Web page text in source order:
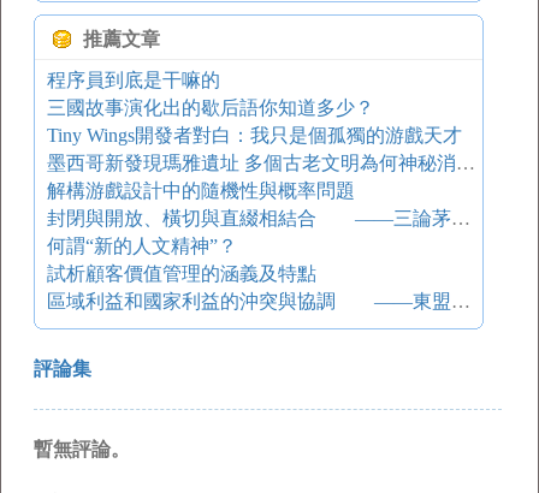
推薦文章
程序員到底是干嘛的
三國故事演化出的歇后語你知道多少？
Tiny Wings開發者對白：我只是個孤獨的游戲天才
墨西哥新發現瑪雅遺址 多個古老文明為何神秘消失？
解構游戲設計中的隨機性與概率問題
封閉與開放、橫切與直綴相結合 ——三論茅盾對中國古典小說的繼承與發展
何謂“新的人文精神”？
試析顧客價值管理的涵義及特點
區域利益和國家利益的沖突與協調 ——東盟30年合作關系回顧與展望
評論集
暫無評論。